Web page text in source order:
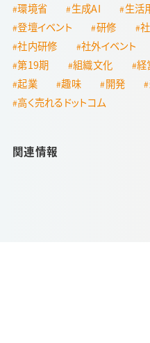
環境省
生成AI 生活
登壇イベント
研修
社内研修
社外イベント
第19期
組織文化 経
起業
趣味 開発
高く売れるドットコム
関連情報